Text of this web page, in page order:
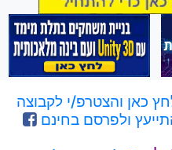
כאן והצטרפ/י לקבוצה
ולפרסם בחינם